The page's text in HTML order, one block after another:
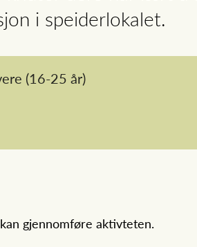
i speiderlokalet.
(16-25 år)
gjennomføre aktivteten.